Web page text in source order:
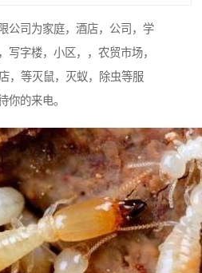
公司为家庭，酒店，公司，学
写字楼，小区，，农贸市场，
，等灭鼠，灭蚁，除虫等服
你的来电。